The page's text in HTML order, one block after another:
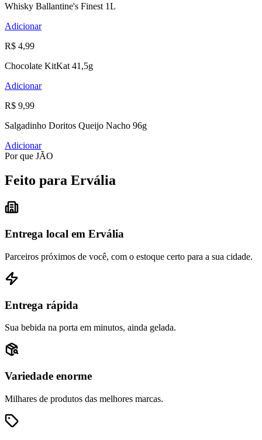
Whisky Ballantine's Finest 1L
Adicionar
R$ 4,99
Chocolate KitKat 41,5g
Adicionar
R$ 9,99
Salgadinho Doritos Queijo Nacho 96g
Adicionar
Por que JÃO
Feito para Ervália
Entrega local em Ervália
Parceiros próximos de você, com o estoque certo para a sua cidade.
Entrega rápida
Sua bebida na porta em minutos, ainda gelada.
Variedade enorme
Milhares de produtos das melhores marcas.